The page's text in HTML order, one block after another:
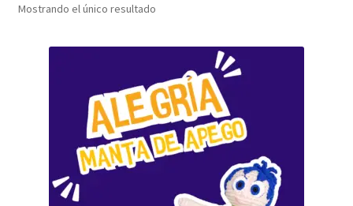
Preguntas Frecuentes
Mostrando el único resultado